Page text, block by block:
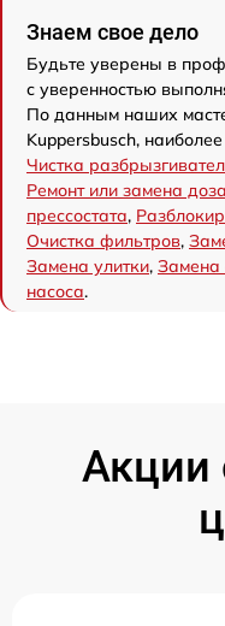
Знаем свое дело
Будьте уверены в
с уверенностью
По данным наших
Kuppersbusch,
Чистка
Ремонт или замена
прессостата,
Очистка фильтров,
Замена улитки, Замена
насоса.
Акции